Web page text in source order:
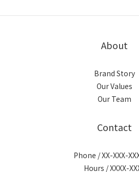
About
Brand Story
Our Values
Our Team
Contact
Phone / XX-XXX-
Hours / XXXX-